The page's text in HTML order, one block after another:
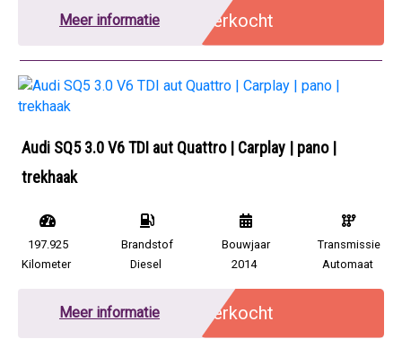
Meer informatie Verkocht
Audi SQ5 3.0 V6 TDI aut Quattro | Carplay | pano |
trekhaak
197.925
Kilometer
Brandstof
Diesel
Bouwjaar
2014
Transmissie
Automaat
Meer informatie Verkocht